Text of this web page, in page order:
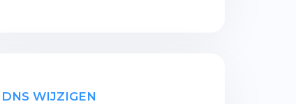
DNS WIJZIGEN